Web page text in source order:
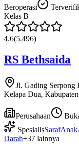
Beroperasi
Kelas B
4.6(5.496)
RS Bethsaida
Jl. Gading Serpong
Kelapa Dua,
Perusahaan
SpesialisSarafAnak
Darah+37 lainnya